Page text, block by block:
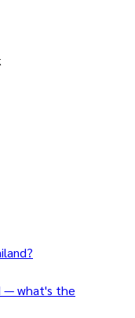
— what's the